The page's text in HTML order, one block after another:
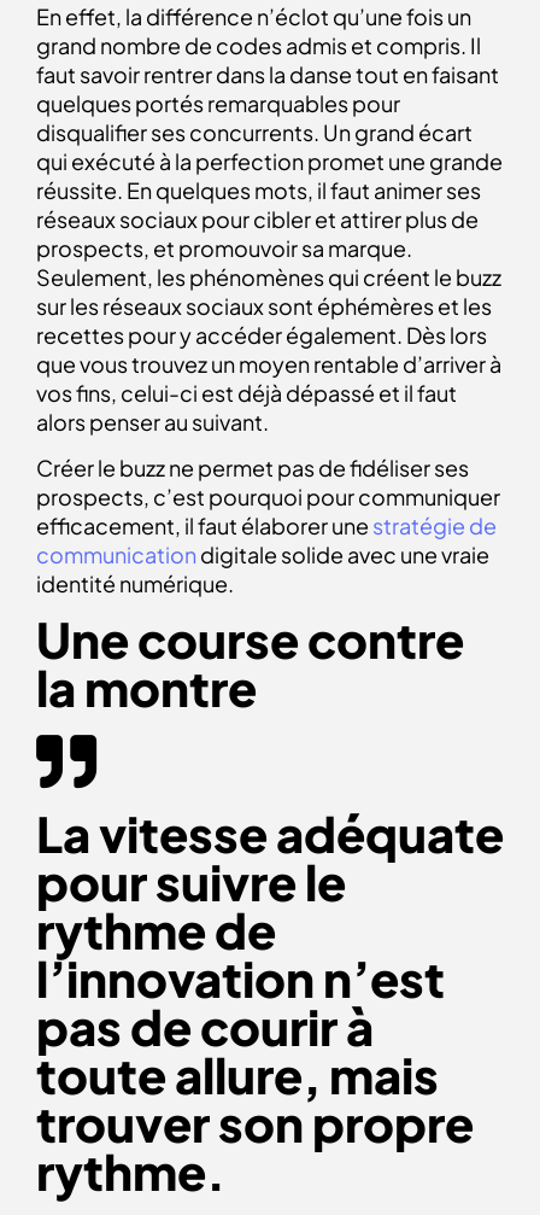
En effet, la différence n’éclot qu’une fois un
grand nombre de codes admis et compris. Il
faut savoir rentrer dans la danse tout en faisant
quelques portés remarquables pour
disqualifier ses concurrents. Un grand écart
qui exécuté à la perfection promet une grande
réussite. En quelques mots, il faut animer ses
réseaux sociaux pour cibler et attirer plus de
prospects, et promouvoir sa marque.
Seulement, les phénomènes qui créent le buzz
sur les réseaux sociaux sont éphémères et les
recettes pour y accéder également. Dès lors
que vous trouvez un moyen rentable d’arriver à
vos fins, celui-ci est déjà dépassé et il faut
alors penser au suivant.
Créer le buzz ne permet pas de fidéliser ses
prospects, c’est pourquoi pour communiquer
efficacement, il faut élaborer une stratégie de
communication digitale solide avec une vraie
identité numérique.
Une course contre
la montre
La vitesse adéquate
pour suivre le
rythme de
l’innovation n’est
pas de courir à
toute allure, mais
trouver son propre
rythme.